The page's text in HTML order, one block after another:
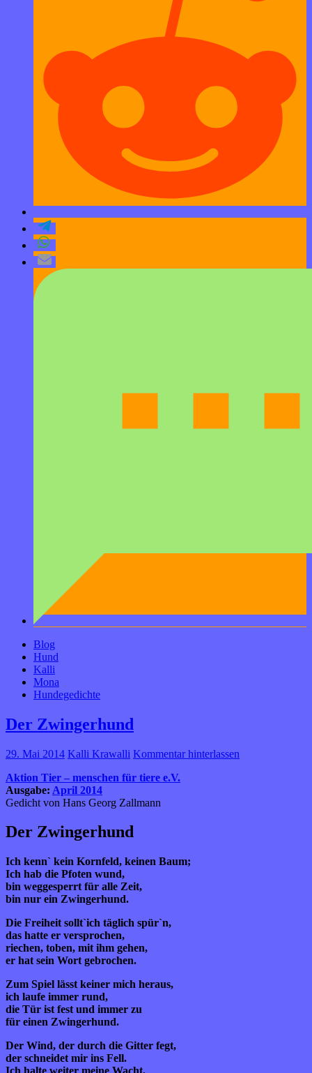
Blog
Hund
Kalli
Mona
Hundegedichte
Der Zwingerhund
29. Mai 2014 Kalli Krawalli Kommentar hinterlassen
Aktion Tier – menschen für tiere e.V.
Ausgabe: April 2014
Gedicht von Hans Georg Zallmann
Der Zwingerhund
Ich kenn` kein Kornfeld, keinen Baum;
Ich hab die Pfoten wund,
bin weggesperrt für alle Zeit,
bin nur ein Zwingerhund.
Die Freiheit sollt`ich täglich spür`n,
das hatte er versprochen,
riechen, toben, mit ihm gehen,
er hat sein Wort gebrochen.
Zum Spiel lässt keiner mich heraus,
ich laufe immer rund,
die Tür ist fest und immer zu
für einen Zwingerhund.
Der Wind, der durch die Gitter fegt,
der schneidet mir ins Fell.